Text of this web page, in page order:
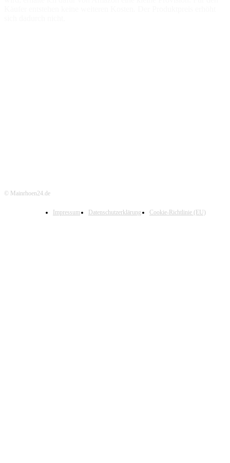
© Mainrhoen24.de
Impressum Datenschutzerklärung Cookie-Richtlinie (EU)